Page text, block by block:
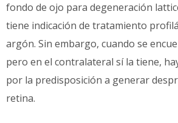
fondo de ojo para degeneración
tiene indicación de tratamiento
argón. Sin embargo, cuando se
pero en el contralateral sí la tiene,
por la predisposición a generar
retina.